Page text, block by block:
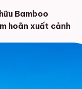
Bamboo
hoãn xuất cảnh